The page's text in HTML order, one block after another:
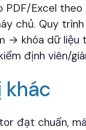
Excel
chủ. Quy
→ khóa dữ liệu
định viên/
khác
đạt chuẩn,